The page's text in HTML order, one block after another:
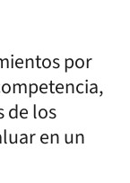
por
de los
en un